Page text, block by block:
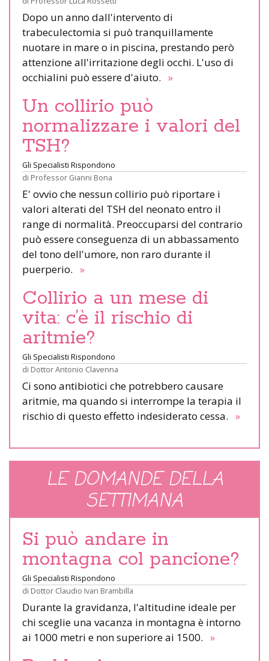
Dopo un anno dall'intervento di
trabeculectomia si può tranquillamente
nuotare in mare o in piscina, prestando però
attenzione all'irritazione degli occhi. L'uso di
occhialini può essere d'aiuto. »
Un collirio può
normalizzare i valori del
TSH?
Gli Specialisti Rispondono
di Professor Gianni Bona
E' ovvio che nessun collirio può riportare i
valori alterati del TSH del neonato entro il
range di normalità. Preoccuparsi del contrario
può essere conseguenza di un abbassamento
del tono dell'umore, non raro durante il
puerperio. »
Collirio a un mese di
vita: c’è il rischio di
aritmie?
Gli Specialisti Rispondono
di Dottor Antonio Clavenna
Ci sono antibiotici che potrebbero causare
aritmie, ma quando si interrompe la terapia il
rischio di questo effetto indesiderato cessa. »
LE DOMANDE DELLA
SETTIMANA
Si può andare in
montagna col pancione?
Gli Specialisti Rispondono
di Dottor Claudio Ivan Brambilla
Durante la gravidanza, l'altitudine ideale per
chi sceglie una vacanza in montagna è intorno
ai 1000 metri e non superiore ai 1500. »